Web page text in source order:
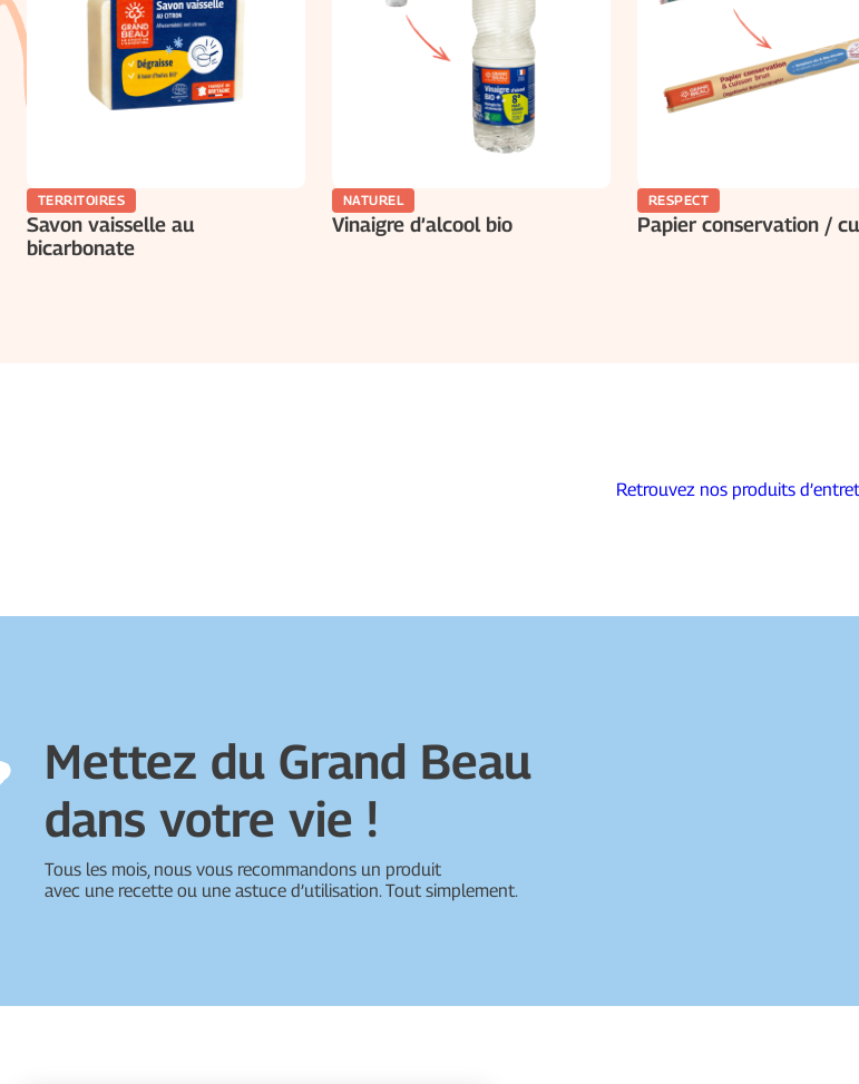
TERRITOIRES
Savon vaisselle au
bicarbonate
NATUREL
Vinaigre d’alcool bio
RESPECT
Papier conservation /
Retrouvez nos produits
Mettez du Grand Beau
dans votre vie !
Tous les mois, nous vous recommandons un produit
avec une recette ou une astuce d’utilisation. Tout simplement.